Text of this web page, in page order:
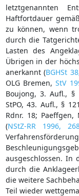
letztgenannten
Haftfortdauer
zu können, wenn
durch die
Lasten des
Übrigen in der
anerkannt (BGHSt
OLG Bremen,StV
Boujong, 3. Aufl., §
StPO, 43. Aufl., §
Rdnr. 18; Paeffgen,
(NStZ-RR 1996,
ausgeschlossen. In
durch die
die weitere
Teil wieder